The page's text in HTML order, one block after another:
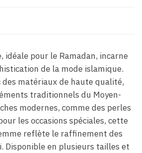
idéale pour le Ramadan, incarne
de la mode islamique.
des matériaux de haute qualité,
traditionnels du Moyen-
modernes, comme des perles
les occasions spéciales, cette
reflète le raffinement des
Disponible en plusieurs tailles et